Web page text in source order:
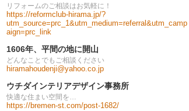
リフォームのご相談はお気軽に！
https://reformclub-hirama.jp/?
utm_source=prc_1&utm_medium=referral&utm_camp
aign=prc_link
1606年、平間の地に開山
どんなことでもご相談ください
hiramahoudenji@yahoo.co.jp
ウチダインテリアデザイン事務所
快適な住まい空間を…
https://bremen-st.com/post-1682/